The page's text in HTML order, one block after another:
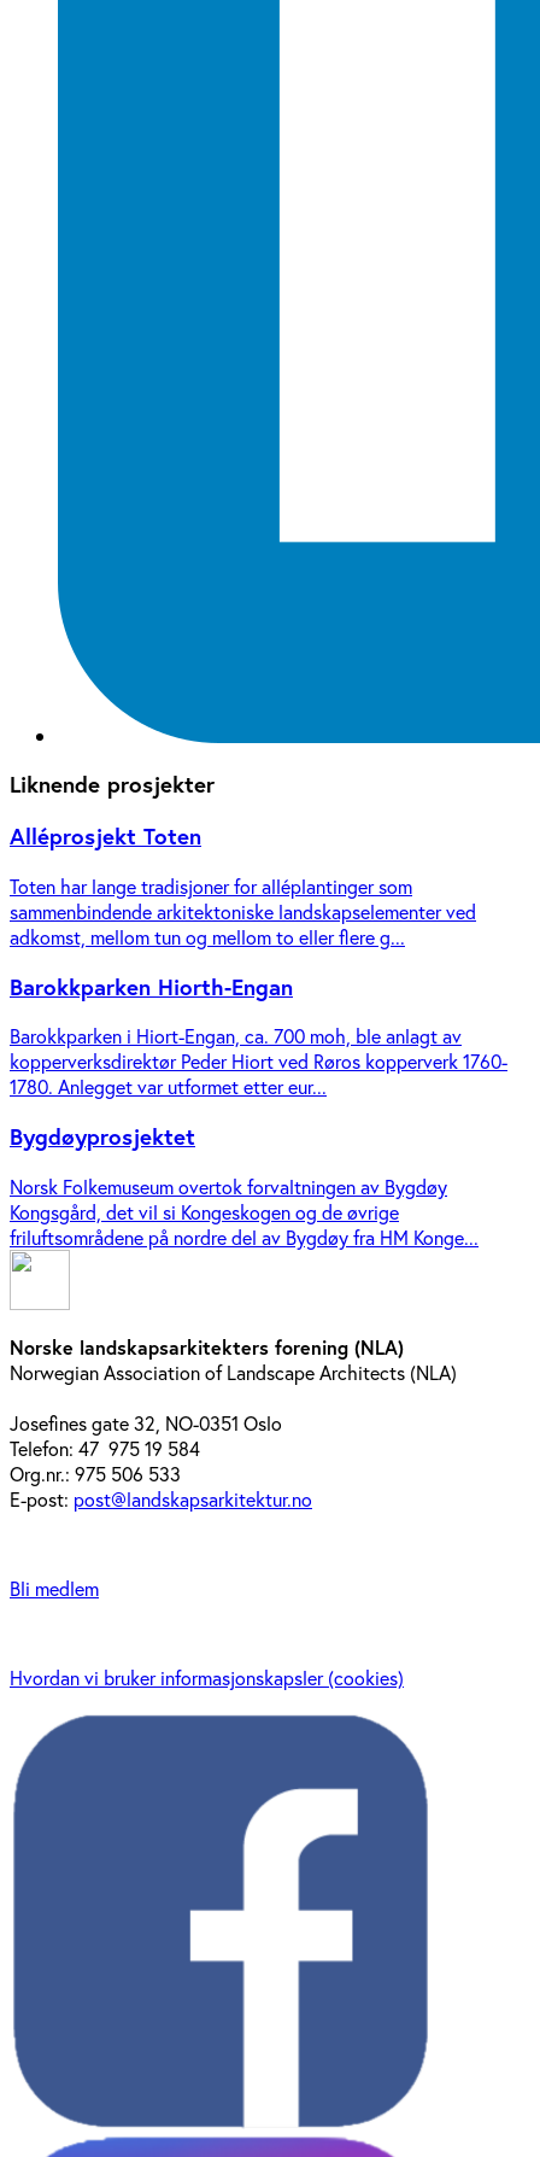
Liknende prosjekter
Alléprosjekt Toten
Toten har lange tradisjoner for alléplantinger som
sammenbindende arkitektoniske landskapselementer ved
adkomst, mellom tun og mellom to eller flere g...
Barokkparken Hiorth-Engan
Barokkparken i Hiort-Engan, ca. 700 moh, ble anlagt av
kopperverksdirektør Peder Hiort ved Røros kopperverk 1760-
1780. Anlegget var utformet etter eur...
Bygdøyprosjektet
Norsk Folkemuseum overtok forvaltningen av Bygdøy
Kongsgård, det vil si Kongeskogen og de øvrige
friluftsområdene på nordre del av Bygdøy fra HM Konge...
Norske landskapsarkitekters forening (NLA)
Norwegian Association of Landscape Architects (NLA)
Josefines gate 32, NO-0351 Oslo
Telefon: 47 975 19 584
Org.nr.: 975 506 533
E-post: post@landskapsarkitektur.no
Bli medlem
Hvordan vi bruker informasjonskapsler (cookies)